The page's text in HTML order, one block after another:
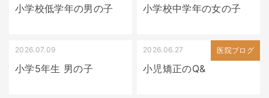
小学校低学年の男の子 小学校中学年の女の子
2026.07.09
小学5年生 男の子
医院ブログ
2026.06.27
小児矯正のQ&